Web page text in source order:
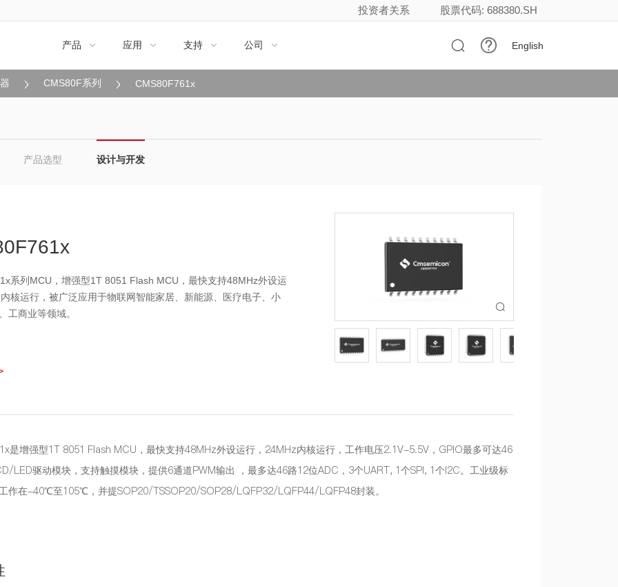
投资者关系 股票代码: 688380.SH
产品  应用  支持  公司   English
CMS80F系列 CMS80F761x
产品选型 设计与开发
系列MCU，增强型1T 8051 Flash MCU，最快支持48MHz外设运
核运行，被广泛应用于物联网智能家居、新能源、医疗电子、小
工商业等领域。

是增强型1T 8051 Flash MCU，最快支持48MHz外设运行，24MHz内核运行，工作电压2.1V-5.5V，GPIO最多可达46
LED驱动模块，支持触摸模块，提供6通道PWM输出 ，最多达46路12位ADC，3个UART, 1个SPI, 1个I2C。工业级标
作在-40℃至105℃，并提SOP20/TSSOP20/SOP28/LQFP32/LQFP44/LQFP48封装。